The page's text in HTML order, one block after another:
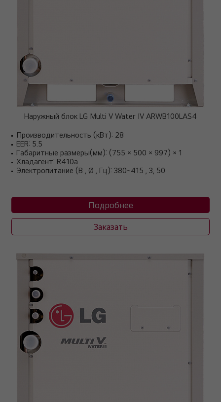
Наружный блок LG Multi V Water IV ARWB100LAS4
Производительность (кВт): 28
EER: 5.5
Габаритные размеры(мм): (755 × 500 × 997) × 1
Хладагент: R410a
Электропитание (В , Ø , Гц): 380~415 , 3, 50
Подробнее
Заказать